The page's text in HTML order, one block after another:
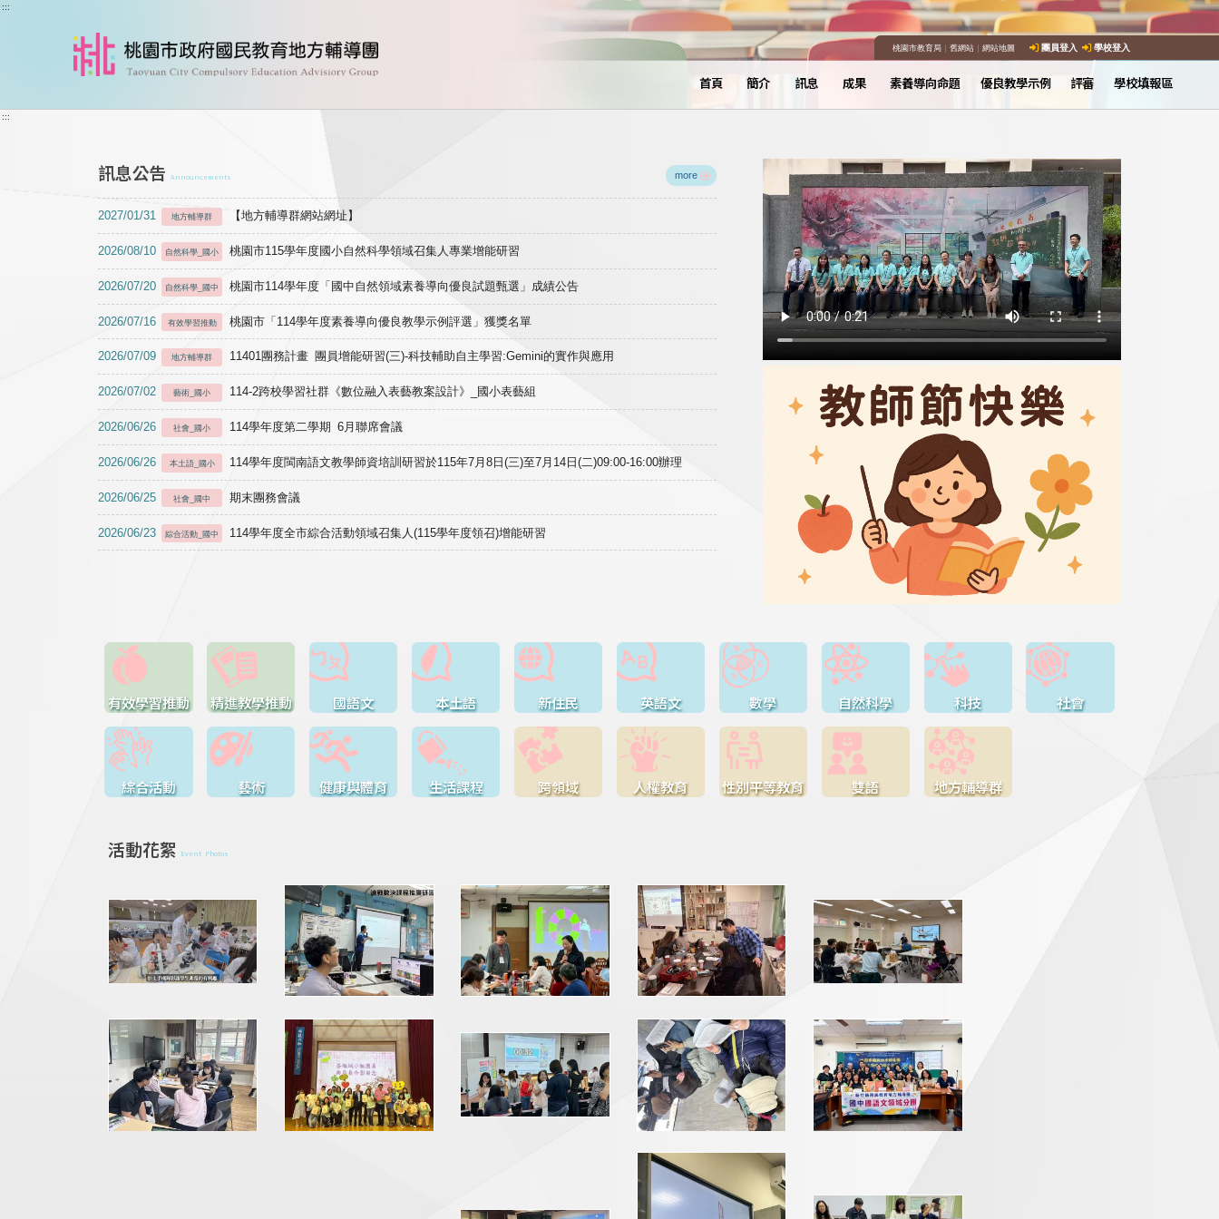
跳到主要內容
:::
桃園市教育局｜ 舊網站｜ 網站地圖 團員登入 學校登入
首頁 簡介 訊息 成果 素養導向命題 優良教學示例 評審 學校填報區
:::
訊息公告 Announcements more
2027/01/31 地方輔導群 【地方輔導群網站網址】
2026/08/10 自然科學_國小 桃園市115學年度國小自然科學領域召集人專業增能研習
2026/07/20 自然科學_國中 桃園市114學年度「國中自然領域素養導向優良試題甄選」成績公告
2026/07/16 有效學習推動 桃園市「114學年度素養導向優良教學示例評選」獲獎名單
2026/07/09 地方輔導群 11401團務計畫 團員增能研習(三)-科技輔助自主學習:Gemini的實作與應用
2026/07/02 藝術_國小 114-2跨校學習社群《數位融入表藝教案設計》_國小表藝組
2026/06/26 社會_國小 114學年度第二學期 6月聯席會議
2026/06/26 本土語_國小 114學年度閩南語文教學師資培訓研習於115年7月8日(三)至7月14日(二)09:00-16:00辦理
2026/06/25 社會_國中 期末團務會議
2026/06/23 綜合活動_國中 114學年度全市綜合活動領域召集人(115學年度領召)增能研習
有效學習推動 精進教學推動 國語文 本土語 新住民 英語文 數學 自然科學 科技 社會
綜合活動 藝術 健康與體育 生活課程 跨領域 人權教育 性別平等教育 雙語 地方輔導群
活動花絮 Event Photos